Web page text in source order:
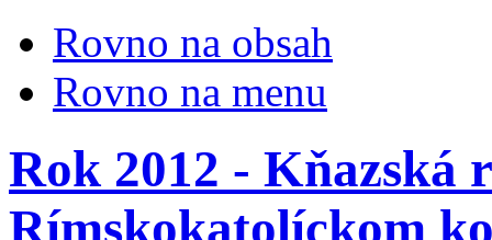
Rovno na obsah
Rovno na menu
Rok 2012 - Kňazská
Rímskokatolíckom